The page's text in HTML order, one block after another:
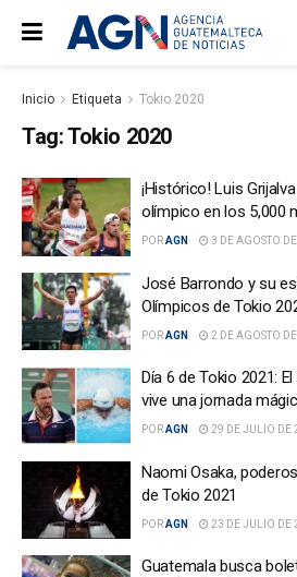
Inicio Etiqueta Tokio 2020
Tag:Tokio 2020
¡Histórico! Luis
olímpico en los 5,000
PORAGN 3 DE AGOSTO
José Barrondo y su
Olímpicos de Tokio
PORAGN 2 DE AGOSTO
Día 6 de Tokio 2021:
vive una jornada
PORAGN 29 DE JULIO DE
Naomi Osaka,
de Tokio 2021
PORAGN 23 DE JULIO DE
Guatemala busca